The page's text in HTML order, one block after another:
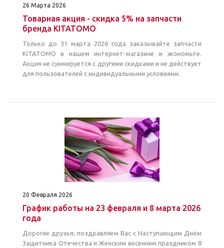
26 Марта 2026
Товарная акция - скидка 5% на запчасти
бренда KITATOMO
Только до 31 марта 2026 года заказывайте запчасти
KITATOMO в нашем интернет-магазине и экономьте.
Акция не суммируется с другими скидками и не действует
для пользователей с индивидуальными условиями.
20 Февраля 2026
График работы на 23 февраля и 8 марта 2026
года
Дорогие друзья, поздравляем Вас с Наступающим Днём
Защитника Отечества и Женским весенним праздником 8